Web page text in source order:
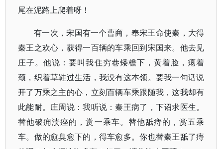
尾在泥路上爬着呀！
有一次，宋国有一个曹商，奉宋王命使秦，大得
秦王之欢心，获得一百辆的车乘回到宋国来。他去见
庄子。他说：要叫我住穷巷矮檐下，黄着脸，瘪着
颈，织着草鞋过生活，我没有这本领。要我一句话说
开了万乘之主的心，立刻百辆车乘跟随我，这我却有
此能耐。庄周说：我听说：秦王病了，下诏求医生。
替他破痈溃痤的，赏一乘车。替他舐痔的，赏五乘
车。做的愈臭愈下的，得车愈多。你也替秦王舐了痔